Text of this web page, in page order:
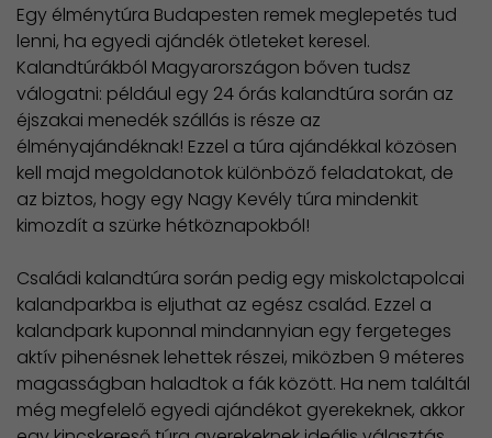
Egy élménytúra Budapesten remek meglepetés tud
lenni, ha egyedi ajándék ötleteket keresel.
Kalandtúrákból Magyarországon bőven tudsz
válogatni: például egy 24 órás kalandtúra során az
éjszakai menedék szállás is része az
élményajándéknak! Ezzel a túra ajándékkal közösen
kell majd megoldanotok különböző feladatokat, de
az biztos, hogy egy Nagy Kevély túra mindenkit
kimozdít a szürke hétköznapokból!
Családi kalandtúra során pedig egy miskolctapolcai
kalandparkba is eljuthat az egész család. Ezzel a
kalandpark kuponnal mindannyian egy fergeteges
aktív pihenésnek lehettek részei, miközben 9 méteres
magasságban haladtok a fák között. Ha nem találtál
még megfelelő egyedi ajándékot gyerekeknek, akkor